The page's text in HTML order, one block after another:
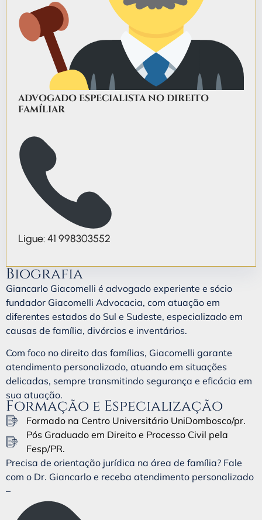
ADVOGADO ESPECIALISTA NO DIREITO
FAMÍLIAR
Ligue: 41 998303552
Biografia
Giancarlo Giacomelli é advogado experiente e sócio
fundador Giacomelli Advocacia, com atuação em
diferentes estados do Sul e Sudeste, especializado em
causas de família, divórcios e inventários.
Com foco no direito das famílias, Giacomelli garante
atendimento personalizado, atuando em situações
delicadas, sempre transmitindo segurança e eficácia em
sua atuação.
Formação e Especialização
Formado na Centro Universitário UniDombosco/pr.
Pós Graduado em Direito e Processo Civil pela
Fesp/PR.
Precisa de orientação jurídica na área de família? Fale
com o Dr. Giancarlo e receba atendimento personalizado
–